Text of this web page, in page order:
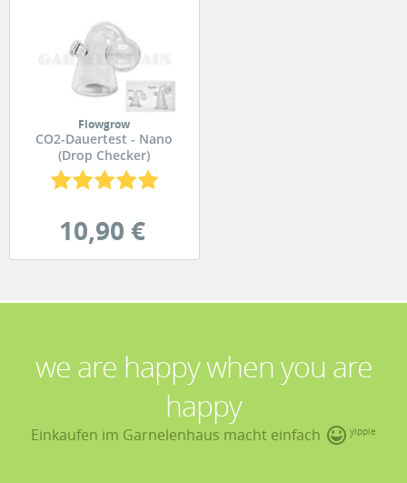
Flowgrow
CO2-Dauertest - Nano
(Drop Checker)
10,90 €
we are happy when you are
happy
Einkaufen im Garnelenhaus macht einfach yippie